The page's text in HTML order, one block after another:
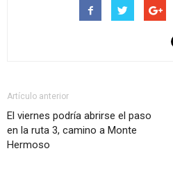
Artículo anterior
El viernes podría abrirse el paso
en la ruta 3, camino a Monte
Hermoso